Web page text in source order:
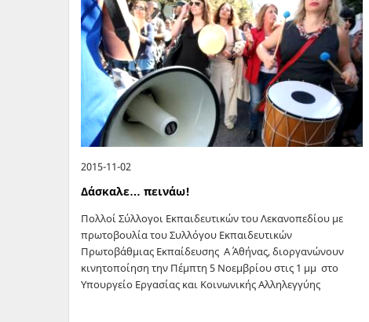
2015-11-02
Δάσκαλε… πεινάω!
Πολλοί Σύλλογοι Εκπαιδευτικών του Λεκανοπεδίου με
πρωτοβουλία του Συλλόγου Εκπαιδευτικών
Πρωτοβάθμιας Εκπαίδευσης Α΄ Αθήνας, διοργανώνουν
κινητοποίηση την Πέμπτη 5 Νοεμβρίου στις 1 μμ στο
Υπουργείο Εργασίας και Κοινωνικής Αλληλεγγύης